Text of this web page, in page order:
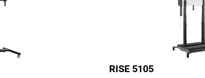
RISE 5105